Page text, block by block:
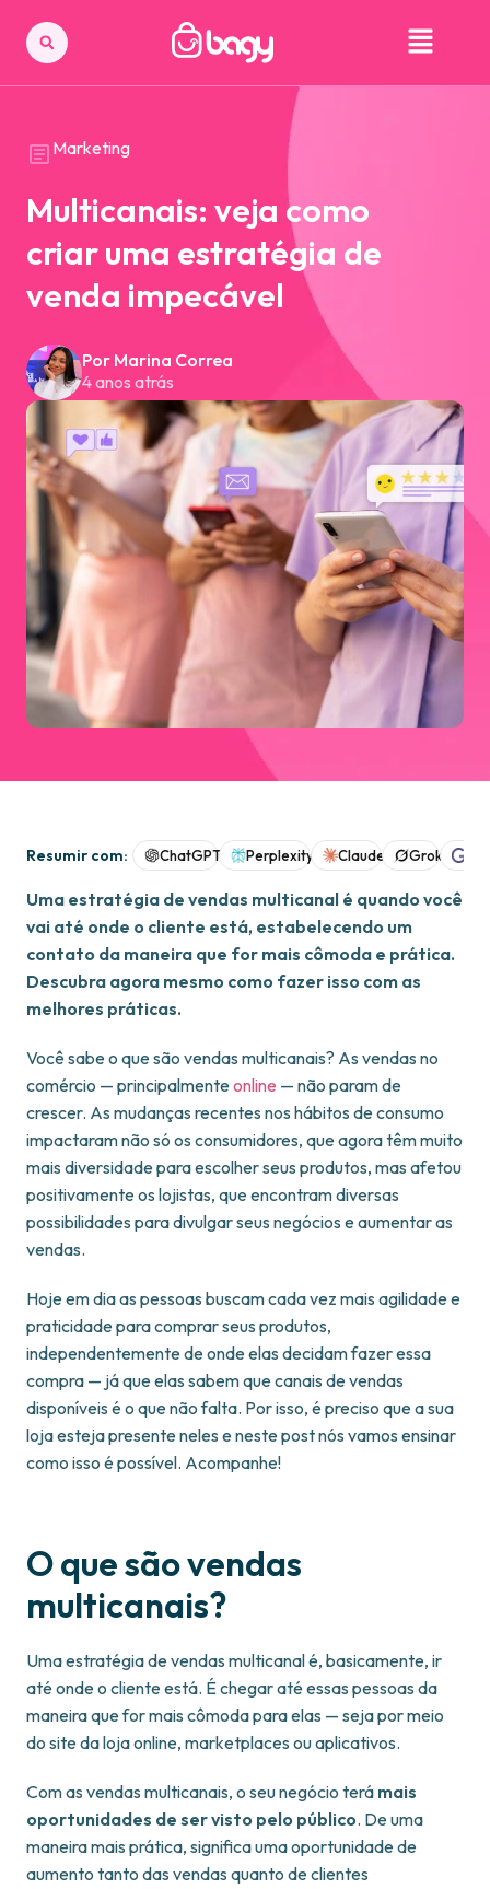
Marketing
Multicanais: veja como
criar uma estratégia de
venda impecável
Por Marina Correa
4 anos atrás
Resumir com: ChatGPT Perplexity Claude Grok
Uma estratégia de vendas multicanal é quando você
vai até onde o cliente está, estabelecendo um
contato da maneira que for mais cômoda e prática.
Descubra agora mesmo como fazer isso com as
melhores práticas.
Você sabe o que são vendas multicanais? As vendas no
comércio — principalmenteonline — não param de
crescer. As mudanças recentes nos hábitos de consumo
impactaram não só os consumidores, que agora têm muito
mais diversidade para escolher seus produtos, mas afetou
positivamente os lojistas, que encontram diversas
possibilidades para divulgar seus negócios e aumentar as
vendas.
Hoje em dia as pessoas buscam cada vez mais agilidade e
praticidade para comprar seus produtos,
independentemente de onde elas decidam fazer essa
compra — já que elas sabem que canais de vendas
disponíveis é o que não falta. Por isso, é preciso que a sua
loja esteja presente neles e neste post nós vamos ensinar
como isso é possível. Acompanhe!
O que são vendas
multicanais?
Uma estratégia de vendas multicanal é, basicamente, ir
até onde o cliente está. É chegar até essas pessoas da
maneira que for mais cômoda para elas — seja por meio
do site da loja online, marketplaces ou aplicativos.
Com as vendas multicanais, o seu negócio terá mais
oportunidades de ser visto pelo público. De uma
maneira mais prática, significa uma oportunidade de
aumento tanto das vendas quanto de clientes